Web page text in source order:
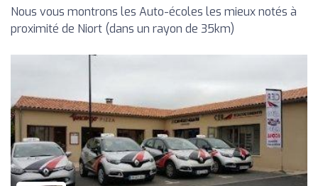
Nous vous montrons les Auto-écoles les mieux notés à
proximité de Niort (dans un rayon de 35km)